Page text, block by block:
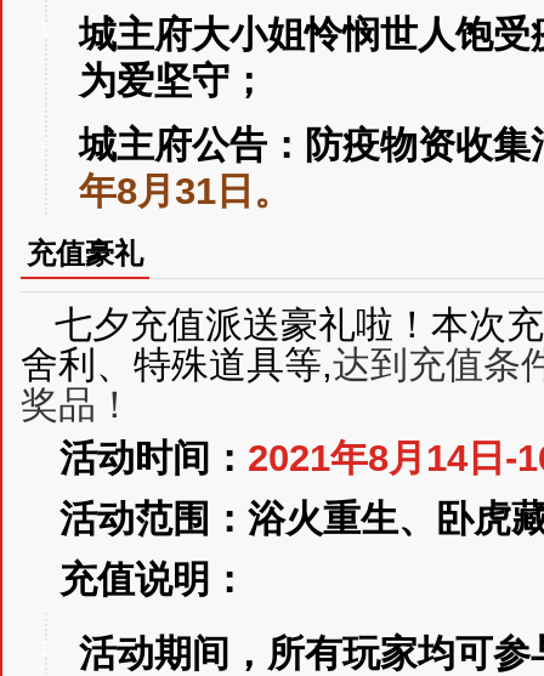
城主府大小姐怜悯世人饱
为爱坚守；
2
城主府公告：防疫物资收
年8月31日。
充值豪礼
七夕充值派送豪礼啦！本次
舍利、特殊道具等,达到充值条
奖品！
活动时间： 2021年8月14日-
活动范围：浴火重生、卧虎
充值说明：
活动期间，所有玩家均可